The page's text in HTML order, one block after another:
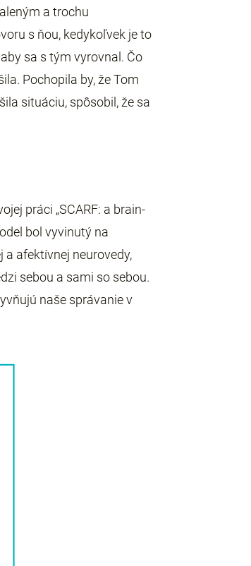
a trochu
s ňou, kedykoľvek je to
sa s tým vyrovnal. Čo
Pochopila by, že Tom
situáciu, spôsobil, že sa
práci „SCARF: a brain-
bol vyvinutý na
afektívnej neurovedy,
sebou a sami so sebou.
naše správanie v